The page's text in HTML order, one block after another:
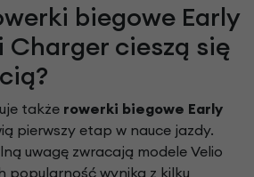
biegowe Early
Charger cieszą się
także rowerki biegowe Early
pierwszy etap w nauce jazdy.
uwagę zwracają modele Velio
popularność wynika z kilku